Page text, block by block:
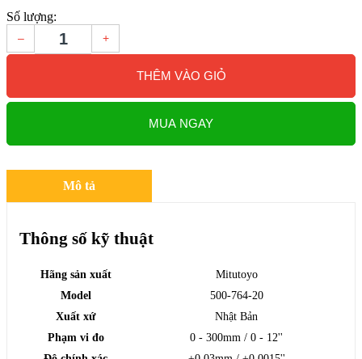
Số lượng:
– +
THÊM VÀO GIỎ
MUA NGAY
Mô tả
Thông số kỹ thuật
Hãng sản xuất
Mitutoyo
Model
500-764-20
Xuất xứ
Nhật Bản
Phạm vi đo
0 - 300mm / 0 - 12''